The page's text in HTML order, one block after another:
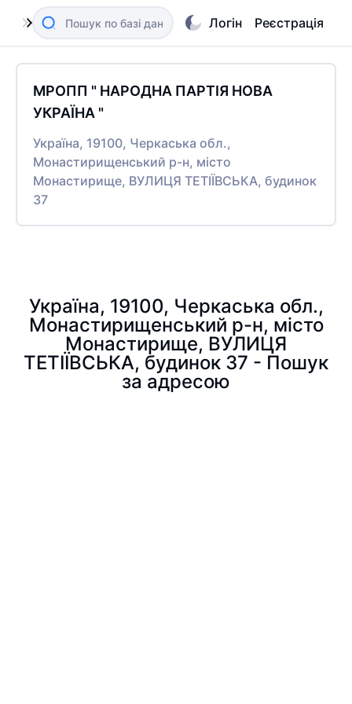
Логін Реєстрація
МРОПП " НАРОДНА ПАРТІЯ НОВА
УКРАЇНА "
Україна, 19100, Черкаська обл.,
Монастирищенський р-н, місто
Монастирище, ВУЛИЦЯ ТЕТІЇВСЬКА, будинок
37
Україна, 19100, Черкаська обл.,
Монастирищенський р-н, місто
Монастирище, ВУЛИЦЯ
ТЕТІЇВСЬКА, будинок 37 - Пошук
за адресою